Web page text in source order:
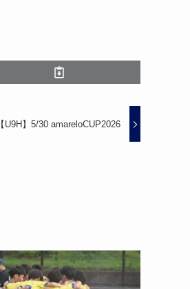
【U9H】5/30 amareloCUP2026